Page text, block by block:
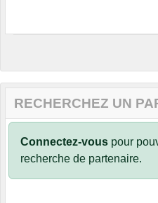
RECHERCHEZ UN
Connectez-vous pour
recherche de partenaire.